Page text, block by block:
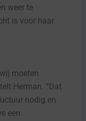
weer te
is voor haar
moeten
Herman. “Dat
nodig en
een